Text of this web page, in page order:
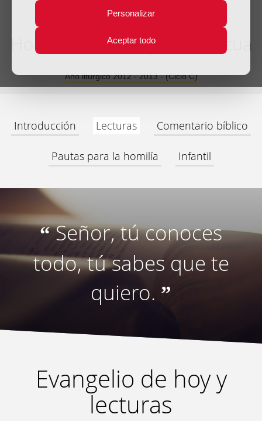
Personalizar
Aceptar todo
Homilía III Domingo de Pascua
Año litúrgico 2012 - 2013 - (Ciclo C)
Introducción Lecturas Comentario bíblico
Pautas para la homilía Infantil
“Señor, tú conoces
todo, tú sabes que te
quiero. ”
Evangelio de hoy y
lecturas